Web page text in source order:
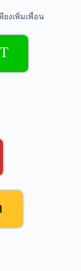
ยงเพิ่มเพื่อน